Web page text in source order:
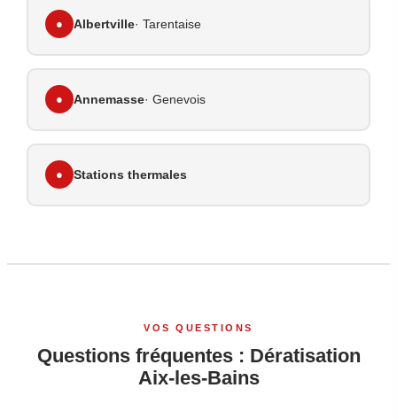
● Albertville· Tarentaise
● Annemasse· Genevois
● Stations thermales
VOS QUESTIONS
Questions fréquentes : Dératisation
Aix-les-Bains